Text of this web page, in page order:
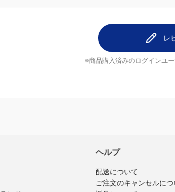
レ
※商品購入済みのログインユ
ヘルプ
配送について
ご注文のキャンセルにつ